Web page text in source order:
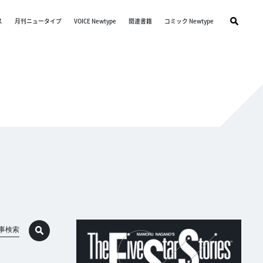
月刊ニュータイプ VOICE Newtype 関連書籍 コミック Newtype
検索